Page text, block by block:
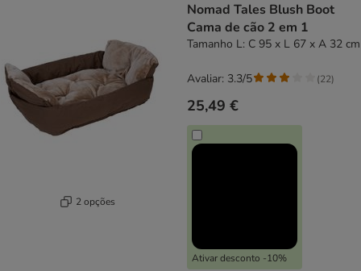
2 opções
Nomad Tales Blush Boot
Cama de cão 2 em 1
Tamanho L: C 95 x L 67 x A 32 cm
25,49 €
Ativar desconto -10%
Avaliar: 3.3/5 (22)